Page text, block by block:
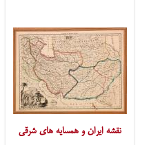
نقشه ایران و همسایه های شرقی